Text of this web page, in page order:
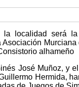
localidad será
alhameño
José Muñoz, y
Hermida,